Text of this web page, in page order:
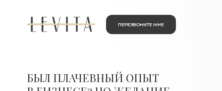
ПЕРЕЗВОНИТЕ МНЕ
БЫЛ ПЛАЧЕВНЫЙ ОПЫТ